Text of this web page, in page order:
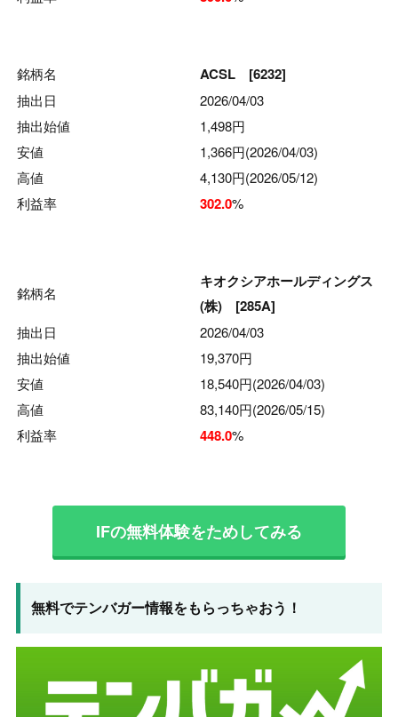
銘柄名 ACSL [6232]
抽出日
2026/04/03
抽出始値
1,498円
安値
1,366円(2026/04/03)
高値
4,130円(2026/05/12)
利益率
302.0%
銘柄名
キオクシアホールディングス
(株) [285A]
抽出日
2026/04/03
抽出始値
19,370円
安値
18,540円(2026/04/03)
高値
83,140円(2026/05/15)
利益率
448.0%
IFの無料体験をためしてみる
無料でテンバガー情報をもらっちゃおう！